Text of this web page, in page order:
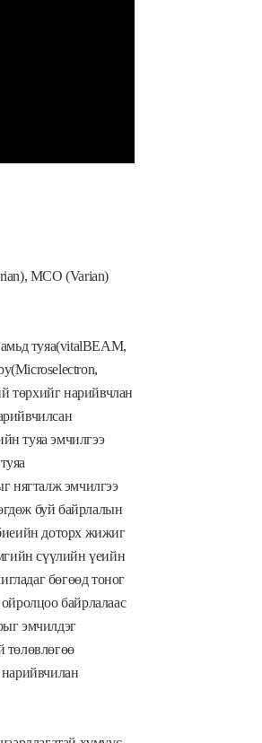
MCO (Varian)
туяа(vitalBEAM,
төрхийг нарийвчлан
туяа эмчилгээ
нягталж эмчилгээ
буй байрлалын
доторх жижиг
сүүлийн үеийн
бөгөөд тоног
байрлалаас
эмчилдэг
төлөвлөгөө